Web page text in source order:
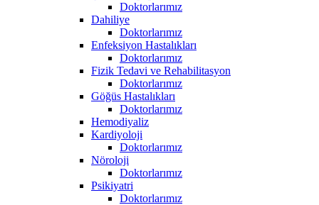
Doktorlarımız
Dahiliye
Doktorlarımız
Enfeksiyon Hastalıkları
Doktorlarımız
Fizik Tedavi ve Rehabilitasyon
Doktorlarımız
Göğüs Hastalıkları
Doktorlarımız
Hemodiyaliz
Kardiyoloji
Doktorlarımız
Nöroloji
Doktorlarımız
Psikiyatri
Doktorlarımız